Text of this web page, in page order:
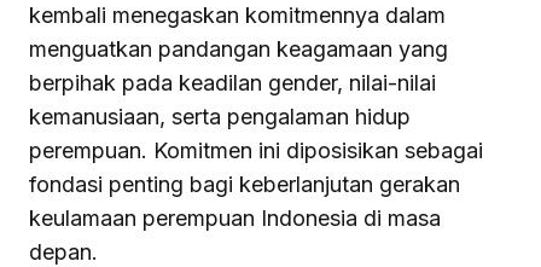
kembali menegaskan komitmennya dalam
menguatkan pandangan keagamaan yang
berpihak pada keadilan gender, nilai-nilai
kemanusiaan, serta pengalaman hidup
perempuan. Komitmen ini diposisikan sebagai
fondasi penting bagi keberlanjutan gerakan
keulamaan perempuan Indonesia di masa
depan.